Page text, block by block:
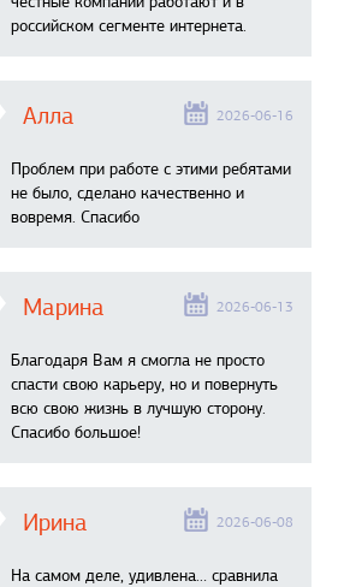
российском сегменте интернета.
Алла 2026-06-16
Проблем при работе с этими ребятами
не было, сделано качественно и
вовремя. Спасибо
Марина 2026-06-13
Благодаря Вам я смогла не просто
спасти свою карьеру, но и повернуть
всю свою жизнь в лучшую сторону.
Спасибо большое!
Ирина 2026-06-08
На самом деле, удивлена… сравнила